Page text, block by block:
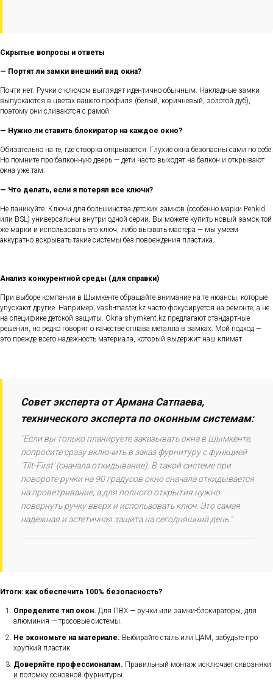
Скрытые вопросы и ответы
— Портят ли замки внешний вид окна?
Почти нет. Ручки с ключом выглядят идентично обычным. Накладные замки
выпускаются в цветах вашего профиля (белый, коричневый, золотой дуб),
поэтому они сливаются с рамой.
— Нужно ли ставить блокиратор на каждое окно?
Обязательно на те, где створка открывается. Глухие окна безопасны сами по себе.
Но помните про балконную дверь — дети часто выходят на балкон и открывают
окна уже там.
— Что делать, если я потерял все ключи?
Не паникуйте. Ключи для большинства детских замков (особенно марки Penkid
или BSL) универсальны внутри одной серии. Вы можете купить новый замок той
же марки и использовать его ключ, либо вызвать мастера — мы умеем
аккуратно вскрывать такие системы без повреждения пластика.
Анализ конкурентной среды (для справки)
При выборе компании в Шымкенте обращайте внимание на те нюансы, которые
упускают другие. Например, vash-master.kz часто фокусируется на ремонте, а не
на специфике детской защиты. Okna-shymkent.kz предлагают стандартные
решения, но редко говорят о качестве сплава металла в замках. Мой подход —
это прежде всего надежность материала, который выдержит наш климат.
Совет эксперта от Армана Сатпаева,
технического эксперта по оконным системам:
"Если вы только планируете заказывать окна в Шымкенте,
попросите сразу включить в заказ фурнитуру с функцией
'Tilt-First' (сначала откидывание). В такой системе при
повороте ручки на 90 градусов окно сначала откидывается
на проветривание, а для полного открытия нужно
повернуть ручку вверх и использовать ключ. Это самая
надежная и эстетичная защита на сегодняшний день."
Итоги: как обеспечить 100% безопасность?
Определите тип окон. Для ПВХ — ручки или замки-блокираторы, для
алюминия — тросовые системы.
Не экономьте на материале. Выбирайте сталь или ЦАМ, забудьте про
хрупкий пластик.
Доверяйте профессионалам. Правильный монтаж исключает сквозняки
и поломку основной фурнитуры.